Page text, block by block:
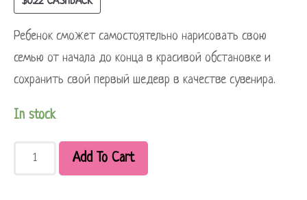
Ребенок сможет самостоятельно нарисовать свою
семью от начала до конца в красивой обстановке и
сохранить свой первый шедевр в качестве сувенира.
In stock
Add To Cart